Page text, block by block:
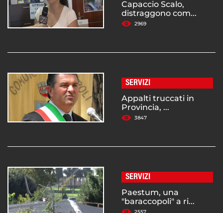
Capaccio Scalo,
distraggono com...
2969
SERVIZI
Appalti truccati in
Provincia, ...
3847
SERVIZI
Paestum, una
"baraccopoli" a ri...